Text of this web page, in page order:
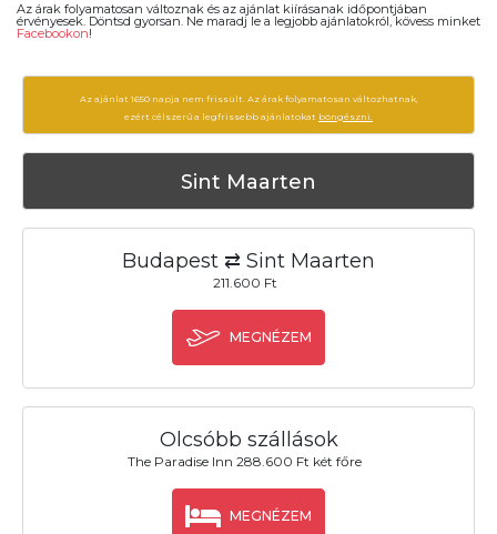
Az árak folyamatosan változnak és az ajánlat kiírásanak időpontjában
érvényesek. Döntsd gyorsan. Ne maradj le a legjobb ajánlatokról, kövess minket
Facebookon!
Az ajánlat 1650 napja nem frissült. Az árak folyamatosan változhatnak,
ezért célszerű a legfrissebb ajánlatokat böngészni.
Sint Maarten
Budapest ⇄ Sint Maarten
211.600 Ft
MEGNÉZEM
Olcsóbb szállások
The Paradise Inn 288.600 Ft két főre
MEGNÉZEM